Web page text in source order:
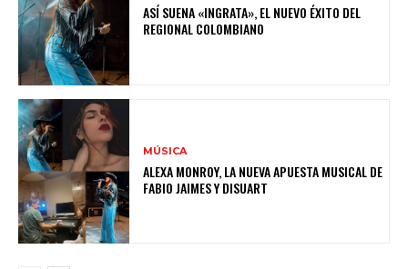
ASÍ SUENA «INGRATA», EL NUEVO ÉXITO DEL
REGIONAL COLOMBIANO
MÚSICA
ALEXA MONROY, LA NUEVA APUESTA MUSICAL DE
FABIO JAIMES Y DISUART